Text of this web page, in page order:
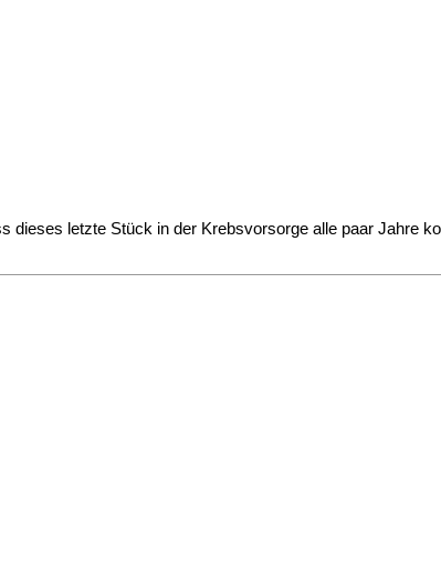
letzte Stück in der Krebsvorsorge alle paar Jahre